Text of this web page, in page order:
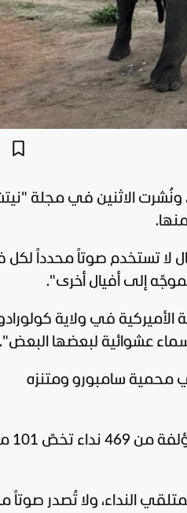
ونُشرت الاثنين في مجلة
لا تستخدم صوتاً محدداً لكل
إلى أفيال أخرى".
في ولاية
أسماء عشوائية لبعضها البعض".
محمية سامبورو ومتنزه
وبعد إخضاع التسجيلات إلى برنامج
النداء، ولا تُصدر صوتاً